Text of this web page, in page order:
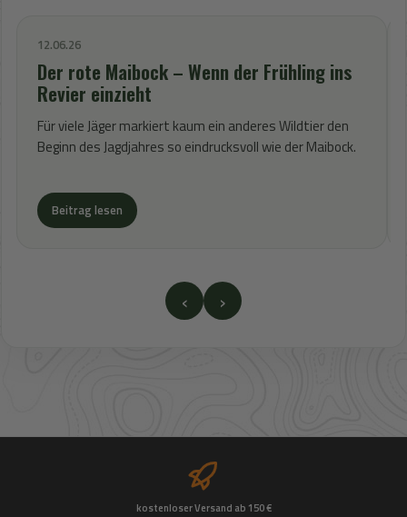
12.06.26
Der rote Maibock – Wenn der Frühling ins
Revier einzieht
Für viele Jäger markiert kaum ein anderes Wildtier den
Beginn des Jagdjahres so eindrucksvoll wie der Maibock.
Beitrag lesen
‹ ›
kostenloser Versand ab 150 €